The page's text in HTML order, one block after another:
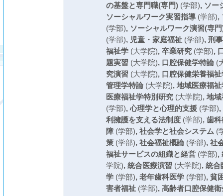
の基盤と専門職(専門)(学部), ソー
ソーシャルワーク実習指導(学部),
(学部), ソーシャルワーク演習(専
(学部), 児童・家庭福祉(学部), 刑
福祉学(大学院), 卒業研究(学部),
題実習 (大学院), 口腔保健学特論(
究演習 (大学院), 口腔保健栄養福
管理学特論(大学院), 地域医療福
医療福祉学特別研究(大学院), 地
(学部), 心理学と心理的支援(学部),
利擁護を支える法制度(学部), 歯
障(学部), 社会学と社会システム (
策(学部), 社会福祉概論(学部), 社
福祉サービスの組織と経営(学部),
学院), 統合医療演習 (大学院), 統合
学(学部), 老年歯科医学(学部), 貧
害者福祉(学部), 高齢者口腔保健衛